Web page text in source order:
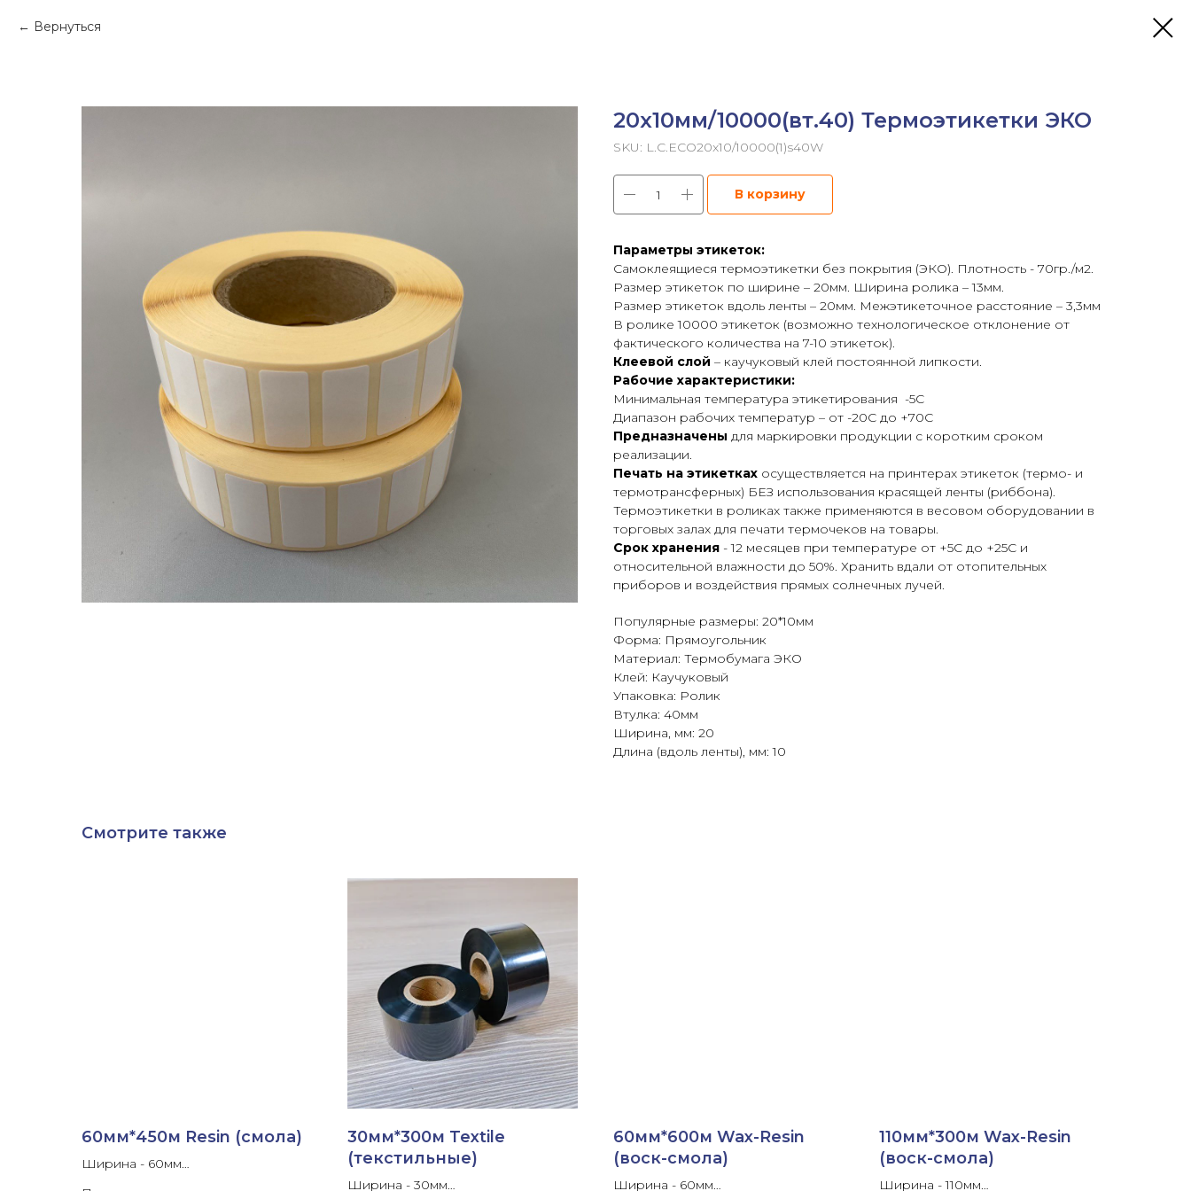
Вернуться
20х10мм/10000(вт.40) Термоэтикетки ЭКО
SKU: L.C.ECO20x10/10000(1)s40W
В корзину
Параметры этикеток:
Самоклеящиеся термоэтикетки без покрытия (ЭКО). Плотность - 70гр./м2.
Размер этикеток по ширине – 20мм. Ширина ролика – 13мм.
Размер этикеток вдоль ленты – 20мм. Межэтикеточное расстояние – 3,3мм
В ролике 10000 этикеток (возможно технологическое отклонение от
фактического количества на 7-10 этикеток).
Клеевой слой – каучуковый клей постоянной липкости.
Рабочие характеристики:
Минимальная температура этикетирования -5С
Диапазон рабочих температур – от -20С до +70С
Предназначены для маркировки продукции с коротким сроком
реализации.
Печать на этикетках осуществляется на принтерах этикеток (термо- и
термотрансферных) БЕЗ использования красящей ленты (риббона).
Термоэтикетки в роликах также применяются в весовом оборудовании в
торговых залах для печати термочеков на товары.
Срок хранения - 12 месяцев при температуре от +5С до +25С и
относительной влажности до 50%. Хранить вдали от отопительных
приборов и воздействия прямых солнечных лучей.
Популярные размеры: 20*10мм
Форма: Прямоугольник
Материал: Термобумага ЭКО
Клей: Каучуковый
Упаковка: Ролик
Втулка: 40мм
Ширина, мм: 20
Длина (вдоль ленты), мм: 10
Смотрите также
60мм*450м Resin (смола)
Ширина - 60мм
30мм*300м Textile
(текстильные)
Ширина - 30мм
60мм*600м Wax-Resin
(воск-смола)
Ширина - 60мм
110мм*300м Wax-Resin
(воск-смола)
Ширина - 110мм